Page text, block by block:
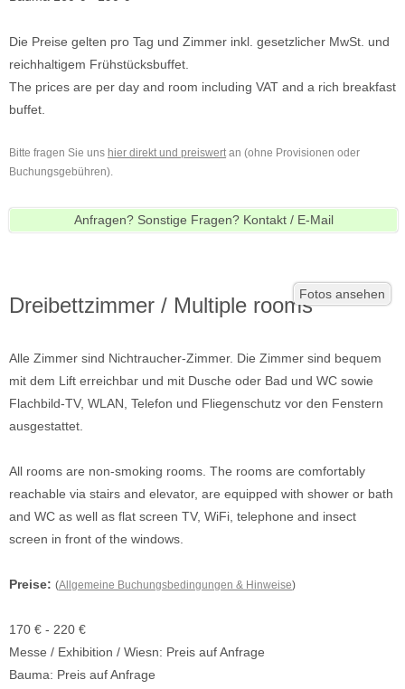
Die Preise gelten pro Tag und Zimmer inkl. gesetzlicher MwSt. und
reichhaltigem Frühstücksbuffet.
The prices are per day and room including VAT and a rich breakfast
buffet.
Bitte fragen Sie uns hier direkt und preiswert an (ohne Provisionen oder
Buchungsgebühren).
Anfragen? Sonstige Fragen? Kontakt / E-Mail
Dreibettzimmer / Multiple roomsFotos ansehen
Alle Zimmer sind Nichtraucher-Zimmer. Die Zimmer sind bequem
mit dem Lift erreichbar und mit Dusche oder Bad und WC sowie
Flachbild-TV, WLAN, Telefon und Fliegenschutz vor den Fenstern
ausgestattet.
All rooms are non-smoking rooms. The rooms are comfortably
reachable via stairs and elevator, are equipped with shower or bath
and WC as well as flat screen TV, WiFi, telephone and insect
screen in front of the windows.
Preise: (Allgemeine Buchungsbedingungen & Hinweise)
170 € - 220 €
Messe / Exhibition / Wiesn: Preis auf Anfrage
Bauma: Preis auf Anfrage